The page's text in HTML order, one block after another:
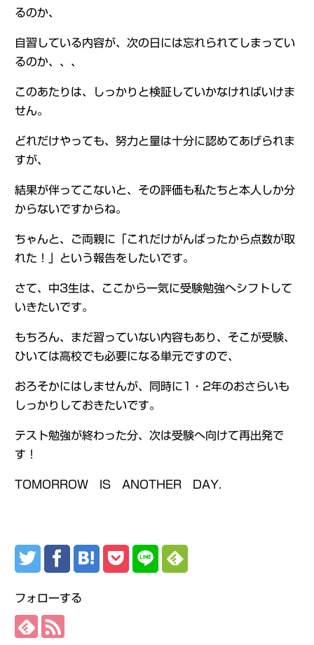
るのか、
自習している内容が、次の日には忘れられてしまってい
るのか、、、
このあたりは、しっかりと検証していかなければいけま
せん。
どれだけやっても、努力と量は十分に認めてあげられま
すが、
結果が伴ってこないと、その評価も私たちと本人しか分
からないですからね。
ちゃんと、ご両親に「これだけがんばったから点数が取
れた！」という報告をしたいです。
さて、中3生は、ここから一気に受験勉強へシフトして
いきたいです。
もちろん、まだ習っていない内容もあり、そこが受験、
ひいては高校でも必要になる単元ですので、
おろそかにはしませんが、同時に1・2年のおさらいも
しっかりしておきたいです。
テスト勉強が終わった分、次は受験へ向けて再出発で
す！
TOMORROW IS ANOTHER DAY.
フォローする